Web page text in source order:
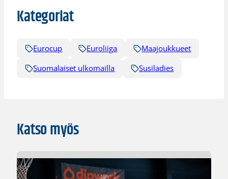
Kategoriat
Eurocup Euroliiga
Maajoukkueet
Suomalaiset ulkomailla
Susiladies
Katso myös